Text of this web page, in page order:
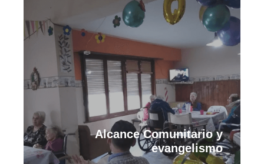
Alcance Comunitario y
evangelismo